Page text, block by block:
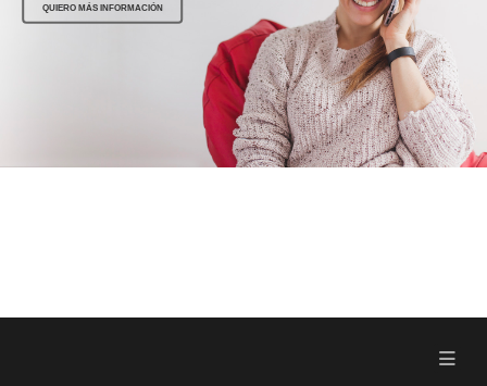
QUIERO MÁS INFORMACIÓN